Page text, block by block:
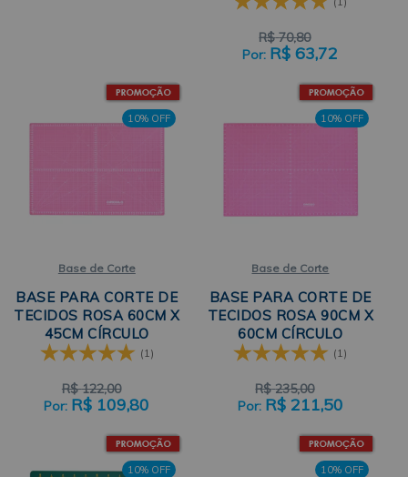
R$ 70,80
R$ 63,72
10% OFF
Base de Corte
BASE PARA CORTE DE
TECIDOS ROSA 60CM X
45CM CÍRCULO
(1)
R$ 122,00
R$ 109,80
10% OFF
Base de Corte
BASE PARA CORTE DE
TECIDOS ROSA 90CM X
60CM CÍRCULO
(1)
R$ 235,00
R$ 211,50
10% OFF 10% OFF